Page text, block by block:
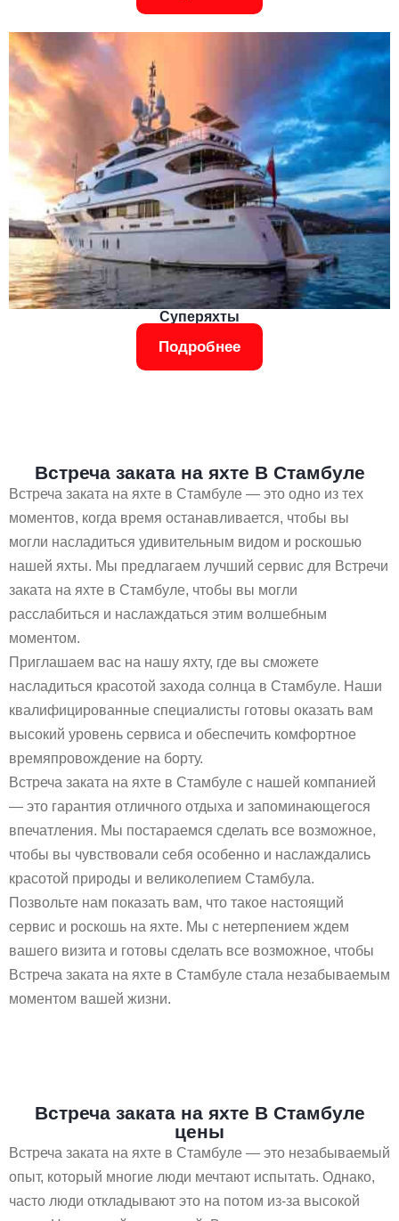
Суперяхты
Подробнее
Встреча заката на яхте В Стамбуле
Встреча заката на яхте в Стамбуле — это одно из тех
моментов, когда время останавливается, чтобы вы
могли насладиться удивительным видом и роскошью
нашей яхты. Мы предлагаем лучший сервис для Встречи
заката на яхте в Стамбуле, чтобы вы могли
расслабиться и наслаждаться этим волшебным
моментом.
Приглашаем вас на нашу яхту, где вы сможете
насладиться красотой захода солнца в Стамбуле. Наши
квалифицированные специалисты готовы оказать вам
высокий уровень сервиса и обеспечить комфортное
времяпровождение на борту.
Встреча заката на яхте в Стамбуле с нашей компанией
— это гарантия отличного отдыха и запоминающегося
впечатления. Мы постараемся сделать все возможное,
чтобы вы чувствовали себя особенно и наслаждались
красотой природы и великолепием Стамбула.
Позвольте нам показать вам, что такое настоящий
сервис и роскошь на яхте. Мы с нетерпением ждем
вашего визита и готовы сделать все возможное, чтобы
Встреча заката на яхте в Стамбуле стала незабываемым
моментом вашей жизни.
Встреча заката на яхте В Стамбуле
цены
Встреча заката на яхте в Стамбуле — это незабываемый
опыт, который многие люди мечтают испытать. Однако,
часто люди откладывают это на потом из-за высокой